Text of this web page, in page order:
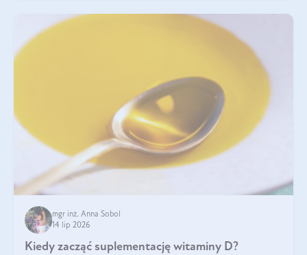
mgr inż. Anna Sobol
14 lip 2026
Kiedy zacząć suplementację witaminy D?